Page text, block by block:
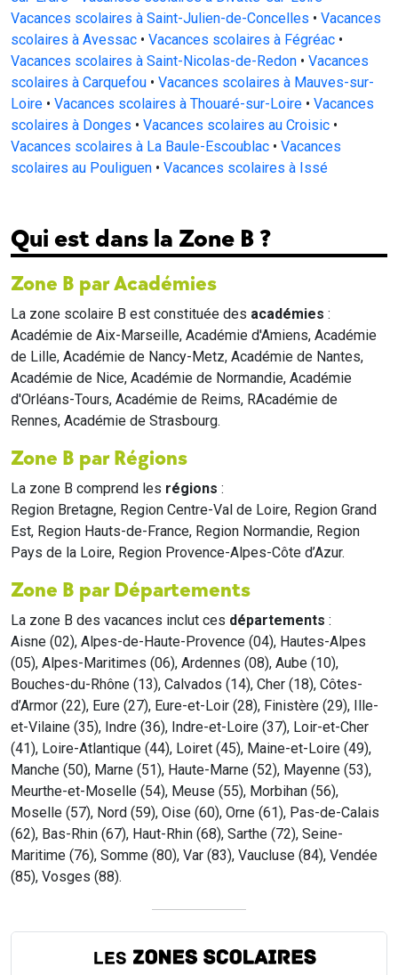
Vacances scolaires à Saint-Julien-de-Concelles • Vacances
scolaires à Avessac • Vacances scolaires à Fégréac •
Vacances scolaires à Saint-Nicolas-de-Redon • Vacances
scolaires à Carquefou • Vacances scolaires à Mauves-sur-
Loire • Vacances scolaires à Thouaré-sur-Loire • Vacances
scolaires à Donges • Vacances scolaires au Croisic •
Vacances scolaires à La Baule-Escoublac • Vacances
scolaires au Pouliguen • Vacances scolaires à Issé
Qui est dans la Zone B ?
Zone B par Académies
La zone scolaire B est constituée des académies :
Académie de Aix-Marseille, Académie d'Amiens, Académie
de Lille, Académie de Nancy-Metz, Académie de Nantes,
Académie de Nice, Académie de Normandie, Académie
d'Orléans-Tours, Académie de Reims, RAcadémie de
Rennes, Académie de Strasbourg.
Zone B par Régions
La zone B comprend les régions :
Region Bretagne, Region Centre-Val de Loire, Region Grand
Est, Region Hauts-de-France, Region Normandie, Region
Pays de la Loire, Region Provence-Alpes-Côte d’Azur.
Zone B par Départements
La zone B des vacances inclut ces départements :
Aisne (02), Alpes-de-Haute-Provence (04), Hautes-Alpes
(05), Alpes-Maritimes (06), Ardennes (08), Aube (10),
Bouches-du-Rhône (13), Calvados (14), Cher (18), Côtes-
d’Armor (22), Eure (27), Eure-et-Loir (28), Finistère (29), Ille-
et-Vilaine (35), Indre (36), Indre-et-Loire (37), Loir-et-Cher
(41), Loire-Atlantique (44), Loiret (45), Maine-et-Loire (49),
Manche (50), Marne (51), Haute-Marne (52), Mayenne (53),
Meurthe-et-Moselle (54), Meuse (55), Morbihan (56),
Moselle (57), Nord (59), Oise (60), Orne (61), Pas-de-Calais
(62), Bas-Rhin (67), Haut-Rhin (68), Sarthe (72), Seine-
Maritime (76), Somme (80), Var (83), Vaucluse (84), Vendée
(85), Vosges (88).